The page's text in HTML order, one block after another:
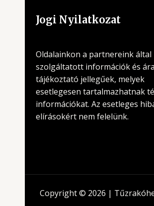
Jogi Nyilatkozat
Oldalainkon a partnereink által
szolgáltatott információk és
tájékoztató jellegűek, melyek
esetlegesen tartalmazhatnak
információkat. Az esetleges
elírásokért nem felelünk.
Copyright © 2026 |